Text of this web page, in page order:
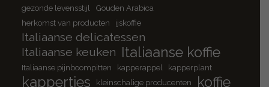
gezonde levensstijl
Gouden Arabica
herkomst van producten
ijskoffie
Italiaanse delicatessen
Italiaanse keuken Italiaanse koffie
Italiaanse pijnboompitten kapperappel kapperplant
kappertjes kleinschalige producenten koffie